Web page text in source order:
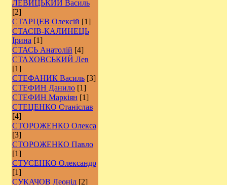
ЛЕВИЦЬКИЙ Василь
[2]
СТАРЦЕВ Олексій [1]
СТАСІВ-КАЛИНЕЦЬ
Ірина [1]
СТАСЬ Анатолій [4]
СТАХОВСЬКИЙ Лев
[1]
СТЕФАНИК Василь [3]
СТЕФИН Данило [1]
СТЕФИН Маркіян [1]
СТЕЦЕНКО Станіслав
[4]
СТОРОЖЕНКО Олекса
[3]
СТОРОЖЕНКО Павло
[1]
СТУСЕНКО Олександр
[1]
СУКАЧОВ Леонід [2]